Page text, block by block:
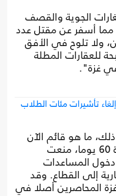
الجوية والقصف
مما أسفر عن مقتل عدد
ولا تلوح في الأفق
للعقارات المطلة
غزة".
تأشيرات مئات الطلاب
ما هو قائم الآن
هو حصار شامل. لمدة 60 يوما، منعت
دخول المساعدات
إلى القطاع. وقد
المحاصرين أصلا في